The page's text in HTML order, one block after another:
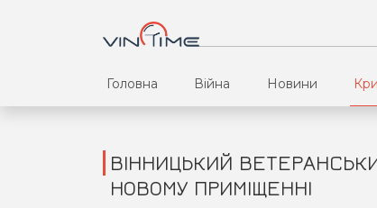
Головна Війна Новини
ВІННИЦЬКИЙ
НОВОМУ ПРИМІЩЕННІ